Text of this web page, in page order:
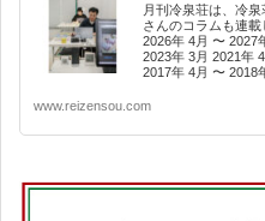
月刊冷泉荘は、冷
さんのコラムも連
2026年 4月 〜 2027
2023年 3月 2021年
2017年 4月 〜 2018
www.reizensou.com